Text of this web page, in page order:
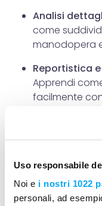
Uso responsabile
Noi e i nostri 1022
personali, ad
Analisi
come
manodopera
Reportistica
Apprendi
facilmente
le risorse e
Benefici